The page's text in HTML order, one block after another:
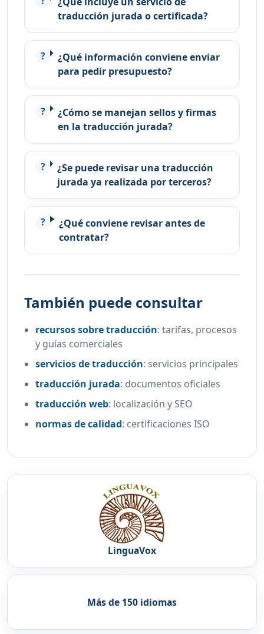
traducción jurada o certificada?
¿Qué información conviene enviar
para pedir presupuesto?
¿Cómo se manejan sellos y firmas
en la traducción jurada?
¿Se puede revisar una traducción
jurada ya realizada por terceros?
¿Qué conviene revisar antes de
contratar?
También puede consultar
recursos sobre traducción:tarifas, procesos
y guías comerciales
servicios de traducción: servicios principales
traducción jurada: documentos oficiales
traducción web: localización y SEO
normas de calidad: certificaciones ISO
LinguaVox
Más de 150 idiomas